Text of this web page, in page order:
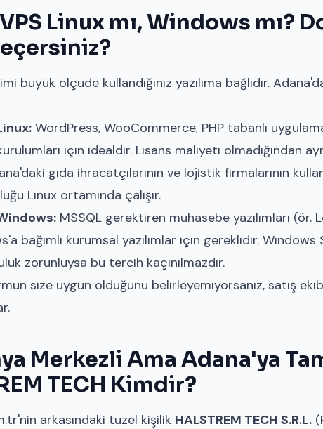
Linux mı, Windows mı?
büyük ölçüde kullandığınız yazılıma bağlıdır.
WordPress, WooCommerce, PHP tabanlı
için idealdir. Lisans maliyeti olmadığından
gıda ihracatçılarının ve lojistik firmalarının
Linux ortamında çalışır.
MSSQL gerektiren muhasebe yazılımları (ör.
bağımlı kurumsal yazılımlar için gereklidir.
zorunluysa bu tercih kaçınılmazdır.
size uygun olduğunu belirleyemiyorsanız, satış
Merkezli Ama Adana'ya
TECH Kimdir?
arkasındaki tüzel kişilik HALSTREM TECH S.R.L.